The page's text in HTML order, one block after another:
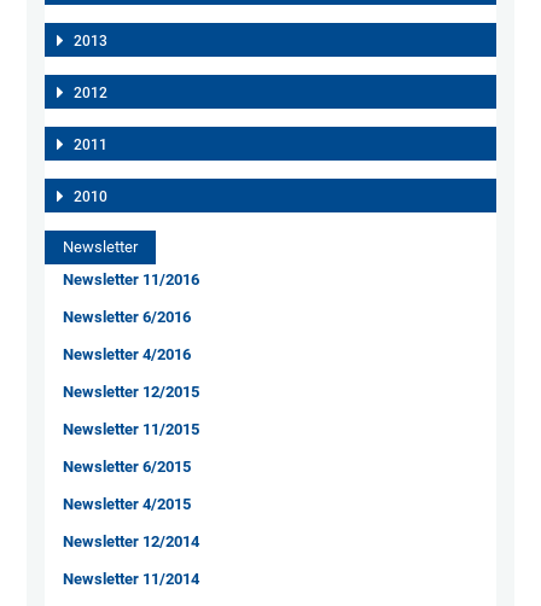
2013
2012
2011
2010
Newsletter
Newsletter 11/2016
Newsletter 6/2016
Newsletter 4/2016
Newsletter 12/2015
Newsletter 11/2015
Newsletter 6/2015
Newsletter 4/2015
Newsletter 12/2014
Newsletter 11/2014